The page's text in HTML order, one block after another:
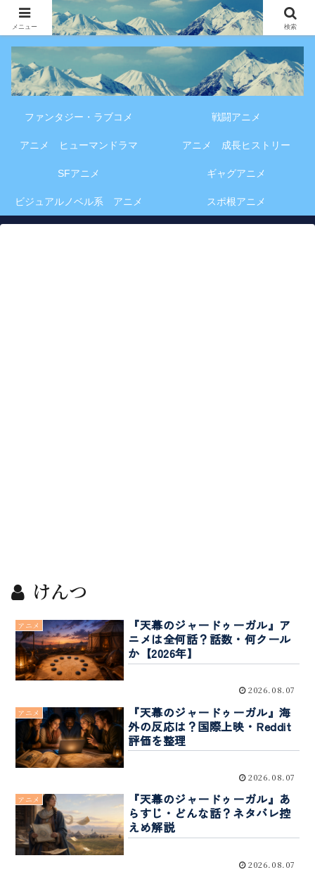
アニメ・漫画・VOD作品の見どころ、配信情報、登場人物や物語の考察を、作
品別・ジャンル別に分かりやすく紹介する専門ブログです。
ファンタジー・ラブコメ 戦闘アニメ
アニメ ヒューマンドラマ アニメ 成長ヒストリー
SFアニメ ギャグアニメ
ビジュアルノベル系 アニメ スポ根アニメ
けんつ
アニメ
『天幕のジャードゥーガル』ア
ニメは全何話？話数・何クール
か【2026年】
2026.08.07
アニメ
『天幕のジャードゥーガル』海
外の反応は？国際上映・Reddit
評価を整理
2026.08.07
アニメ
『天幕のジャードゥーガル』あ
らすじ・どんな話？ネタバレ控
えめ解説
2026.08.07
メニュー 検索